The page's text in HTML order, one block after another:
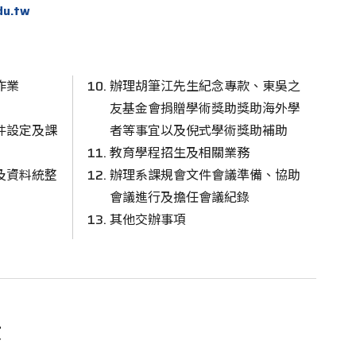
業
設定及課
資料統整
辦理胡筆江先生紀念專款、東吳之
友基金會捐贈學術獎助獎助海外學
者等事宜以及倪式學術獎助補助
教育學程招生及相關業務
辦理系課規會文件會議準備、協助
會議進行及擔任會議紀錄
其他交辦事項